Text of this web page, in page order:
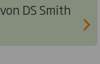
DS Smith